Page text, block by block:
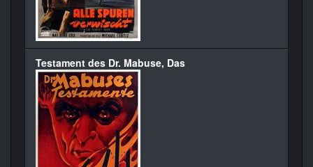
Testament des Dr. Mabuse, Das